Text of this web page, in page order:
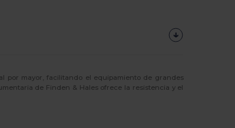
al por mayor, facilitando el equipamiento de grandes
de Finden & Hales ofrece la resistencia y el